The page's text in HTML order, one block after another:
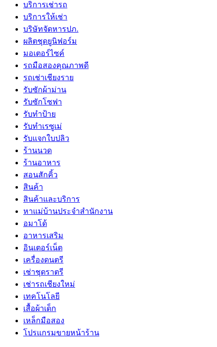
บริการเช่ารถ
บริการให้เช่า
บริษัทจัดหารปภ.
ผลิตชุดยูนิฟอร์ม
มอเตอร์ไซค์
รถมือสองคุณภาพดี
รถเช่าเชียงราย
รับซักผ้าม่าน
รับซักโซฟา
รับทำป้าย
รับทำเรซูเม่
รับแจกใบปลิว
ร้านนวด
ร้านอาหาร
สอนสักคิ้ว
สินค้า
สินค้าและบริการ
หาแม่บ้านประจำสำนักงาน
อมาโด้
อาหารเสริม
อินเตอร์เน็ต
เครื่องดนตรี
เช่าชุดราตรี
เช่ารถเชียงใหม่
เทคโนโลยี
เสื้อผ้าเด็ก
เหล็กมือสอง
โปรแกรมขายหน้าร้าน